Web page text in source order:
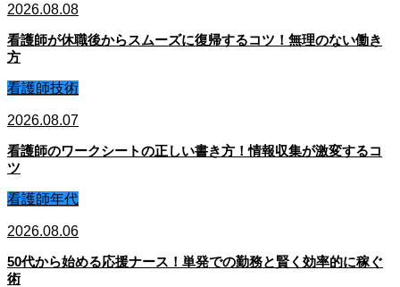
2026.08.08
看護師が休職後からスムーズに復帰するコツ！無理のない働き
方
看護師技術
2026.08.07
看護師のワークシートの正しい書き方！情報収集が激変するコ
ツ
看護師年代
2026.08.06
50代から始める応援ナース！単発での勤務と賢く効率的に稼ぐ
術